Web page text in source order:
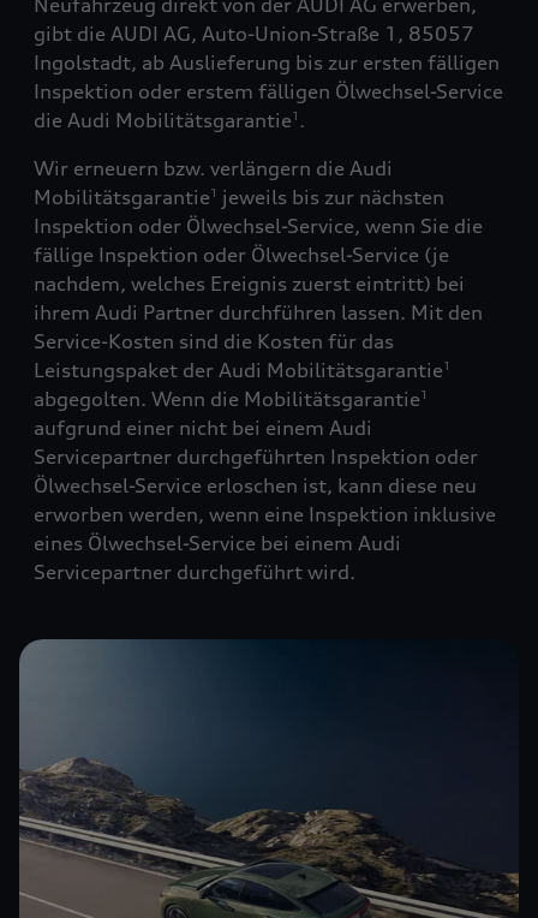
Neufahrzeug direkt von der AUDI AG erwerben,
gibt die AUDI AG, Auto-Union-Straße 1, 85057
Ingolstadt, ab Auslieferung bis zur ersten fälligen
Inspektion oder erstem fälligen Ölwechsel-Service
die Audi Mobilitätsgarantie1 .
Wir erneuern bzw. verlängern die Audi
Mobilitätsgarantie1
jeweils bis zur nächsten
Inspektion oder Ölwechsel-Service, wenn Sie die
fällige Inspektion oder Ölwechsel-Service (je
nachdem, welches Ereignis zuerst eintritt) bei
ihrem Audi Partner durchführen lassen. Mit den
Service-Kosten sind die Kosten für das
Leistungspaket der Audi Mobilitätsgarantie1
abgegolten. Wenn die Mobilitätsgarantie1
aufgrund einer nicht bei einem Audi
Servicepartner durchgeführten Inspektion oder
Ölwechsel-Service erloschen ist, kann diese neu
erworben werden, wenn eine Inspektion inklusive
eines Ölwechsel-Service bei einem Audi
Servicepartner durchgeführt wird.